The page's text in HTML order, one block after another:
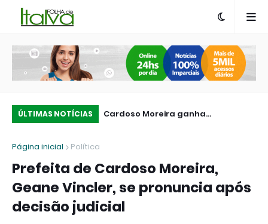
ÚLTIMAS NOTÍCIAS
têm até esta
e definir candidaturas
Cardoso Moreira ganha
Página inicial Política
Prefeita de Cardoso Moreira,
Geane Vincler, se pronuncia após
decisão judicial